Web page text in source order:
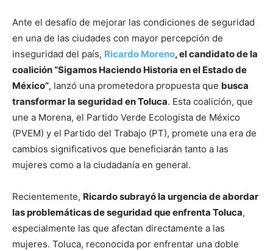
Ante el desafío de mejorar las condiciones de seguridad
en una de las ciudades con mayor percepción de
inseguridad del país, Ricardo Moreno, el candidato de la
coalición “Sigamos Haciendo Historia en el Estado de
México”, lanzó una prometedora propuesta que busca
transformar la seguridad en Toluca. Esta coalición, que
une a Morena, el Partido Verde Ecologista de México
(PVEM) y el Partido del Trabajo (PT), promete una era de
cambios significativos que beneficiarán tanto a las
mujeres como a la ciudadanía en general.
Recientemente, Ricardo subrayó la urgencia de abordar
las problemáticas de seguridad que enfrenta Toluca,
especialmente las que afectan directamente a las
mujeres. Toluca, reconocida por enfrentar una doble